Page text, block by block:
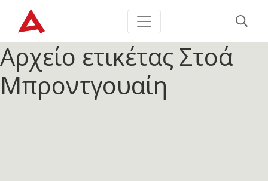
Αρχείο ετικέτας Στοά
Μπροντγουαίη